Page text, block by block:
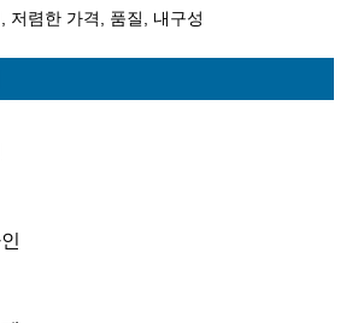
저렴한 가격, 품질, 내구성